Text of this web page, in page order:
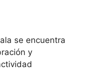
se encuentra
y